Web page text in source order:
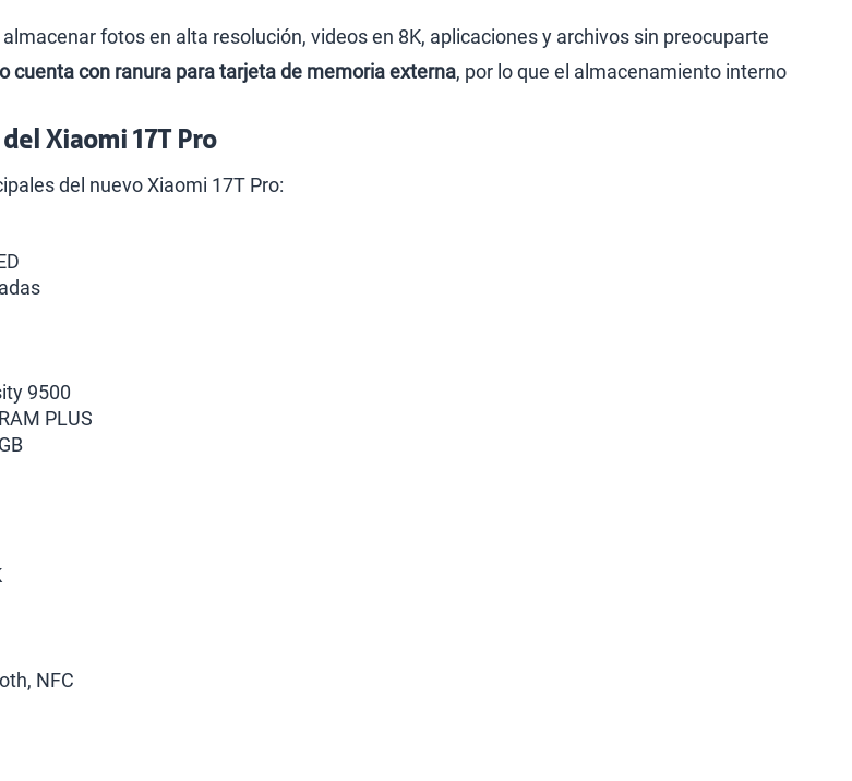
fotos en alta resolución, videos en 8K, aplicaciones y archivos sin preocuparte
cuenta con ranura para tarjeta de memoria externa, por lo que el almacenamiento interno
Xiaomi 17T Pro
del nuevo Xiaomi 17T Pro:
9500
PLUS
NFC